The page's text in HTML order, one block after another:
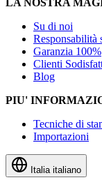
Su di noi
Responsabilità
Garanzia 100%
Clienti
Blog
PIU'
Tecniche di
Importazioni
Italia italiano